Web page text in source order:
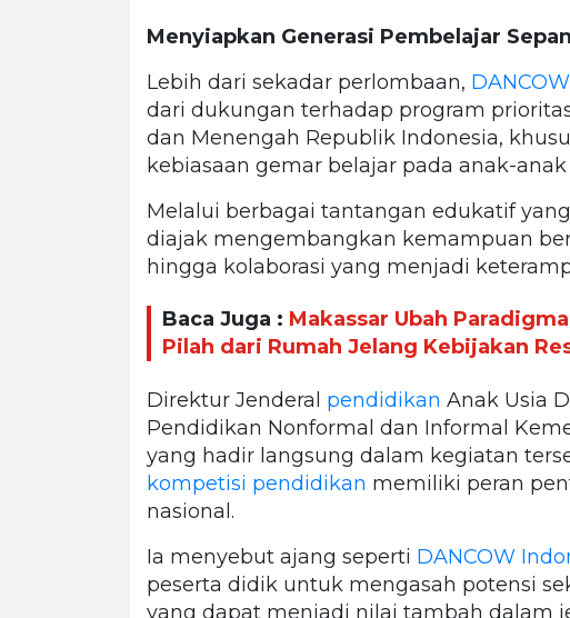
Menyiapkan Generasi Pembelajar
Lebih dari sekadar perlombaan,
dari dukungan terhadap program
dan Menengah Republik Indonesia,
kebiasaan gemar belajar pada anak-anak
Melalui berbagai tantangan edukatif
diajak mengembangkan kemampuan
hingga kolaborasi yang menjadi
Baca Juga : Makassar Ubah
Pilah dari Rumah Jelang Kebijakan
Direktur Jenderal pendidikan Anak Usia
Pendidikan Nonformal dan Informal
yang hadir langsung dalam kegiatan
kompetisi pendidikan memiliki peran
nasional.
Ia menyebut ajang seperti DANCOW
peserta didik untuk mengasah potensi
yang dapat menjadi nilai tambah dalam